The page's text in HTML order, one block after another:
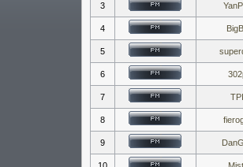
3
4
5
6
7
8
9